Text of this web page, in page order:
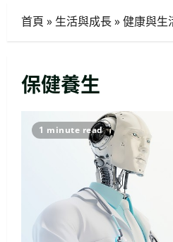
首頁 » 生活與成長»健康與生
保健養生
1 minute read
2
生活與成長
人工智慧
軟體實務操作
GenAI詐騙
套？
2025 年 4 月
生活與成長
美國AI領導